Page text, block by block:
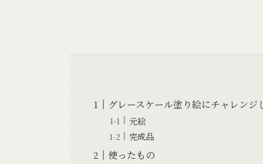
グレースケール塗り絵にチャレンジ
元絵
完成品
使ったもの